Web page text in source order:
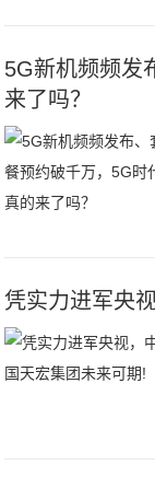
5G新机频频发
来了吗？
凭实力进军央